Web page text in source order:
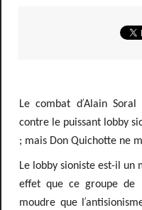
Le combat d’Alain Soral
contre le puissant lobby
; mais Don Quichotte ne
Le lobby sioniste est-il un
effet que ce groupe de
moudre que l’